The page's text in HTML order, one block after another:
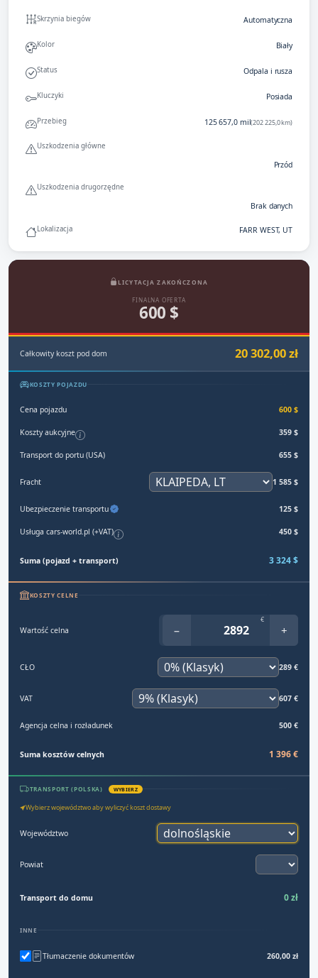
Skrzynia biegów Automatyczna
Kolor Biały
Status Odpala i rusza
Kluczyki Posiada
Przebieg 125 657,0 mil(202 225,0 km)
Uszkodzenia główne
Przód
Uszkodzenia drugorzędne
Brak danych
Lokalizacja FARR WEST, UT
LICYTACJA ZAKOŃCZONA
FINALNA OFERTA
600 $
Całkowity koszt pod dom 20 302,00 zł
KOSZTY POJAZDU
Cena pojazdu 600 $
Koszty aukcyjne 359 $
Transport do portu (USA) 655 $
Fracht 1 585 $
Ubezpieczenie transportu 125 $
Usługa cars-world.pl (+VAT) 450 $
Suma (pojazd + transport) 3 324 $
KOSZTY CELNE
Wartość celna −
€
+
CŁO 289 €
VAT 607 €
Agencja celna i rozładunek 500 €
Suma kosztów celnych 1 396 €
TRANSPORT (POLSKA) WYBIERZ
Wybierz województwo aby wyliczyć koszt dostawy
Województwo
Powiat
Transport do domu 0 zł
INNE
Tłumaczenie dokumentów 260,00 zł